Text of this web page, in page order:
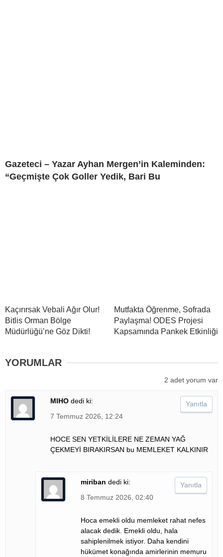
Gazeteci – Yazar Ayhan Mergen’in Kaleminden:
“Geçmişte Çok Goller Yedik, Bari Bu
Kaçırırsak Vebali Ağır Olur!
Bitlis Orman Bölge
Müdürlüğü’ne Göz Dikti!
Mutfakta Öğrenme, Sofrada
Paylaşma! ODES Projesi
Kapsamında Pankek Etkinliği
YORUMLAR
2 adet yorum var
MIHO dedi ki:
7 Temmuz 2026, 12:24
HOCE SEN YETKİLİLERE NE ZEMAN YAĞ
ÇEKMEYİ BIRAKIRSAN bu MEMLEKET KALKINIR
Yanıtla
miriban dedi ki:
8 Temmuz 2026, 02:40
Hoca emekli oldu memleket rahat nefes
alacak dedik. Emekli oldu, hala
sahiplenilmek istiyor. Daha kendini
hükümet konağında amirlerinin memuru
Yanıtla